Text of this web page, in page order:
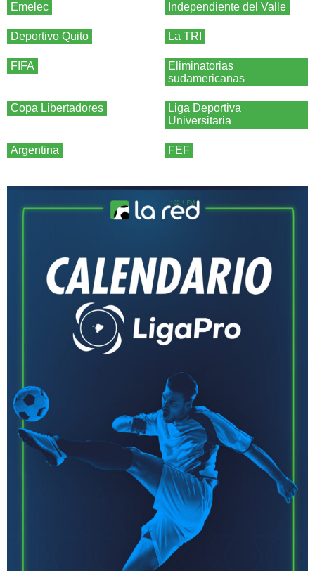
Emelec Independiente del Valle
Deportivo Quito La TRI
FIFA
Eliminatorias
sudamericanas
Copa Libertadores
Liga Deportiva
Universitaria
Argentina FEF